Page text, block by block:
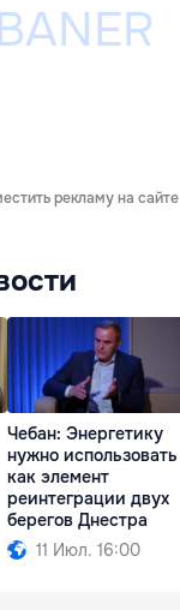
рекламу на сайте
Чебан: Энергетику
нужно использовать
как элемент
реинтеграции двух
берегов Днестра
11 Июл. 16:00